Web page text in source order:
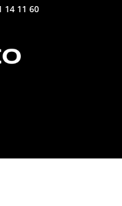
14 11 60